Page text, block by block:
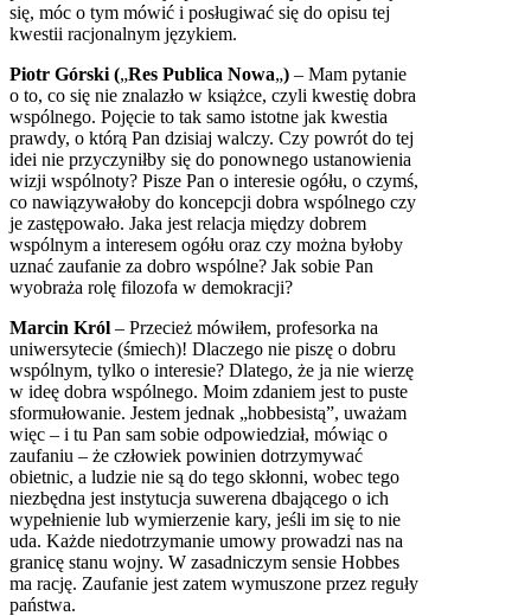
się, móc o tym mówić i posługiwać się do opisu tej
kwestii racjonalnym językiem.
Piotr Górski („Res Publica Nowa„) – Mam pytanie
o to, co się nie znalazło w książce, czyli kwestię dobra
wspólnego. Pojęcie to tak samo istotne jak kwestia
prawdy, o którą Pan dzisiaj walczy. Czy powrót do tej
idei nie przyczyniłby się do ponownego ustanowienia
wizji wspólnoty? Pisze Pan o interesie ogółu, o czymś,
co nawiązywałoby do koncepcji dobra wspólnego czy
je zastępowało. Jaka jest relacja między dobrem
wspólnym a interesem ogółu oraz czy można byłoby
uznać zaufanie za dobro wspólne? Jak sobie Pan
wyobraża rolę filozofa w demokracji?
Marcin Król – Przecież mówiłem, profesorka na
uniwersytecie (śmiech)! Dlaczego nie piszę o dobru
wspólnym, tylko o interesie? Dlatego, że ja nie wierzę
w ideę dobra wspólnego. Moim zdaniem jest to puste
sformułowanie. Jestem jednak „hobbesistą”, uważam
więc – i tu Pan sam sobie odpowiedział, mówiąc o
zaufaniu – że człowiek powinien dotrzymywać
obietnic, a ludzie nie są do tego skłonni, wobec tego
niezbędna jest instytucja suwerena dbającego o ich
wypełnienie lub wymierzenie kary, jeśli im się to nie
uda. Każde niedotrzymanie umowy prowadzi nas na
granicę stanu wojny. W zasadniczym sensie Hobbes
ma rację. Zaufanie jest zatem wymuszone przez reguły
państwa.